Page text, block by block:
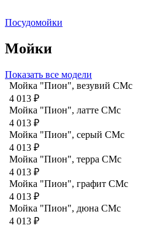
Посудомойки
Мойки
Показать все модели
Мойка "Пион", везувий СМс
4 013 ₽
Мойка "Пион", латте CMc
4 013 ₽
Мойка "Пион", серый CMc
4 013 ₽
Мойка "Пион", терра CMc
4 013 ₽
Мойка "Пион", графит СМс
4 013 ₽
Мойка "Пион", дюна CMc
4 013 ₽